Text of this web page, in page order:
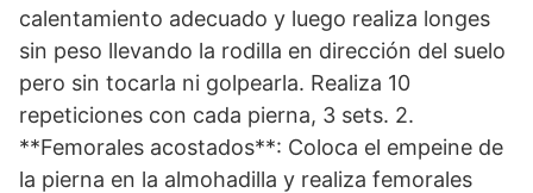
calentamiento adecuado y luego realiza longes
sin peso llevando la rodilla en dirección del suelo
pero sin tocarla ni golpearla. Realiza 10
repeticiones con cada pierna, 3 sets. 2.
**Femorales acostados**: Coloca el empeine de
la pierna en la almohadilla y realiza femorales